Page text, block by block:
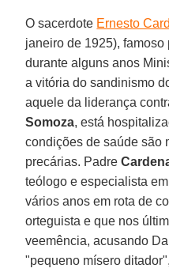
O sacerdote Ernesto
janeiro de 1925),
durante alguns anos
a vitória do sandinismo
aquele da liderança
Somoza, está
condições de saúde são
precárias. Padre
teólogo e especialista
vários anos em rota de
orteguista e que nos
veemência, acusando
"pequeno mísero